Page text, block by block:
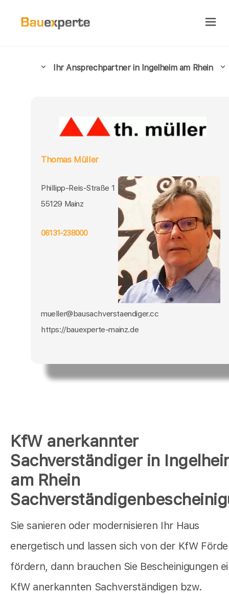
KfW anerkannter
Sachverständiger in
am Rhein
Sie sanieren oder modernisieren Ihr Haus
energetisch und lassen sich von der KfW
fördern, dann brauchen Sie Bescheinigungen
KfW anerkannten Sachverständigen bzw.
Ihr Ansprechpartner in Ingelheim am Rhein
Thomas Müller
Phillipp-Reis-Straße 1
55129 Mainz
06131-238000
mueller@bausachverstaendiger.cc
https://bauexperte-mainz.de